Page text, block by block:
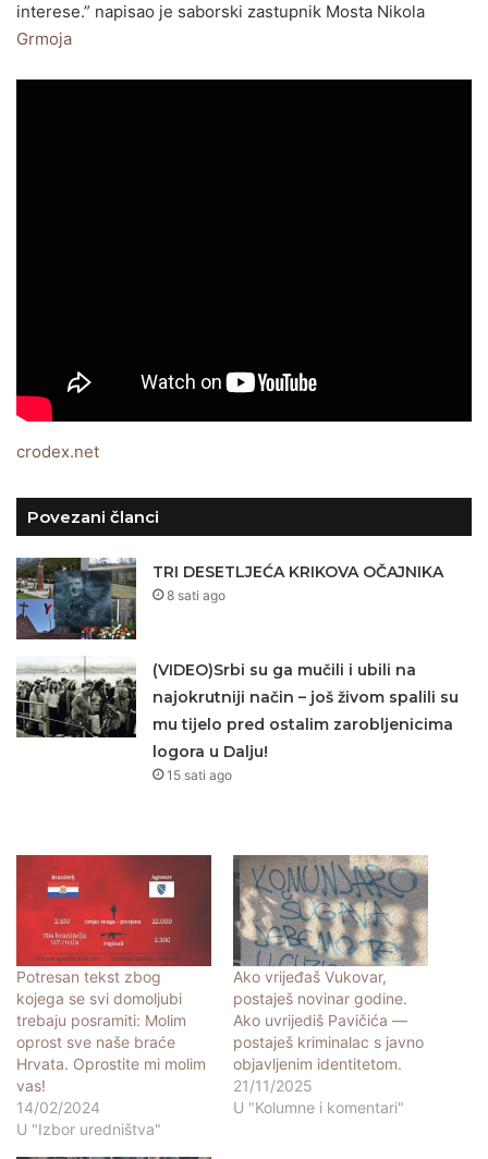
interese.” napisao je saborski zastupnik Mosta Nikola
Grmoja
crodex.net
Povezani članci
TRI DESETLJEĆA KRIKOVA OČAJNIKA
8 sati ago
(VIDEO)Srbi su ga mučili i ubili na
najokrutniji način – još živom spalili su
mu tijelo pred ostalim zarobljenicima
logora u Dalju!
15 sati ago
Potresan tekst zbog
kojega se svi domoljubi
trebaju posramiti: Molim
oprost sve naše braće
Hrvata. Oprostite mi molim
vas!
14/02/2024
U "Izbor uredništva"
Ako vrijeđaš Vukovar,
postaješ novinar godine.
Ako uvrijediš Pavičića —
postaješ kriminalac s javno
objavljenim identitetom.
21/11/2025
U "Kolumne i komentari"